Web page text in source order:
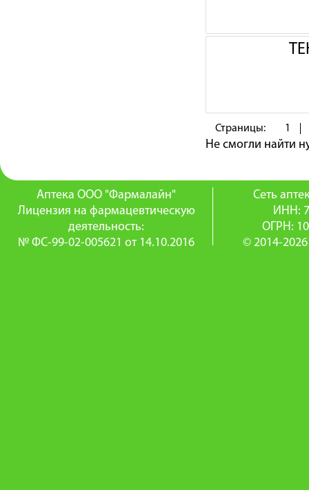
Страницы: 1
Не смогли найти
Аптека ООО "Фармалайн"
Лицензия на фармацевтическую
деятельность:
№ ФС-99-02-005621 от 14.10.2016
Сеть
ИНН:
ОГРН:
© 2014-